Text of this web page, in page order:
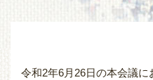
令和2年6月26日の本会議